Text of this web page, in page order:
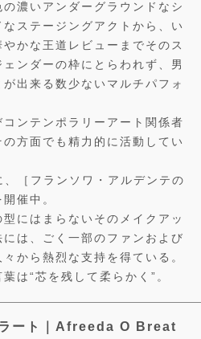
濃いアンダーグラウンドなシ
ステージングアクトから、い
かな王道レビューまでそのス
ンダーの枠にとらわれず、男
出来る数少ないマルチパフォ
ンテンポラリーアート関係者
方面でも精力的に活動してい
［フランソワ・アルデンテの
催中。
にはまらないそのメイクアッ
は、ごく一部のファンおよび
から熱烈な支持を得ている。
は“芯を残して柔らかく”。
ート｜Afreeda O Breat